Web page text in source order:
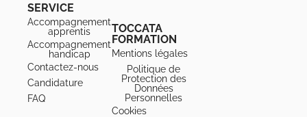
SERVICE
Accompagnement
apprentis
Accompagnement
handicap
Contactez-nous
Candidature
FAQ
TOCCATA
FORMATION
Mentions légales
Politique de
Protection des
Données
Personnelles
Cookies